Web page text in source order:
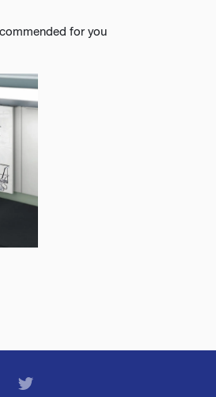
for you